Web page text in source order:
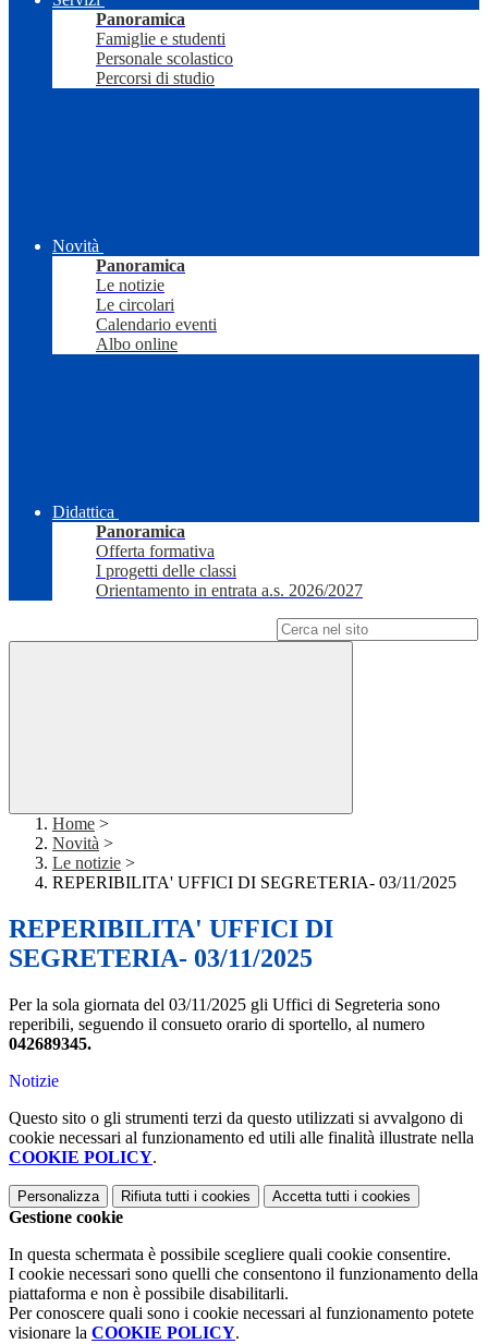
Panoramica
Famiglie e studenti
Personale scolastico
Percorsi di studio
Novità
Panoramica
Le notizie
Le circolari
Calendario eventi
Albo online
Didattica
Panoramica
Offerta formativa
I progetti delle classi
Orientamento in entrata a.s. 2026/2027
Home >
Novità >
Le notizie >
REPERIBILITA' UFFICI DI SEGRETERIA- 03/11/2025
REPERIBILITA' UFFICI DI
SEGRETERIA- 03/11/2025
Per la sola giornata del 03/11/2025 gli Uffici di Segreteria sono
reperibili, seguendo il consueto orario di sportello, al numero
042689345.
Notizie
Questo sito o gli strumenti terzi da questo utilizzati si avvalgono di
cookie necessari al funzionamento ed utili alle finalità illustrate nella
COOKIE POLICY.
Personalizza Rifiuta tutti i cookies Accetta tutti i cookies
Gestione cookie
In questa schermata è possibile scegliere quali cookie consentire.
I cookie necessari sono quelli che consentono il funzionamento della
piattaforma e non è possibile disabilitarli.
Per conoscere quali sono i cookie necessari al funzionamento potete
visionare la COOKIE POLICY.